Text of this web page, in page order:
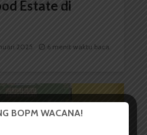
Estate di
2025 6 menit waktu baca
BOPM WACANA!